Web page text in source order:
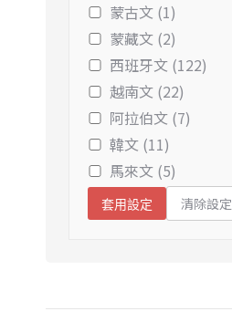
蒙古文 (1)
蒙藏文 (2)
西班牙文 (122)
越南文 (22)
阿拉伯文 (7)
韓文 (11)
馬來文 (5)
套用設定 清除設定